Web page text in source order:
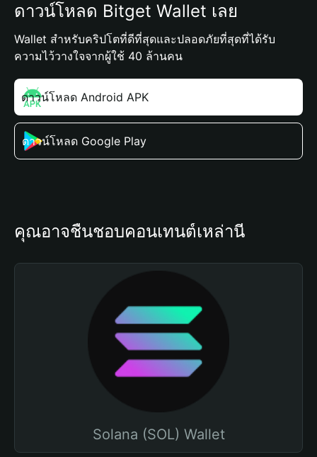
ดาวน์โหลด Bitget Wallet เลย
Wallet สำหรับคริปโตที่ดีที่สุดและปลอดภัยที่สุดที่ได้รับ
ความไว้วางใจจากผู้ใช้ 40 ล้านคน
ดาวน์โหลด Android APK
ดาวน์โหลด Google Play
คุณอาจชื่นชอบคอนเทนต์เหล่านี้
Solana (SOL) Wallet